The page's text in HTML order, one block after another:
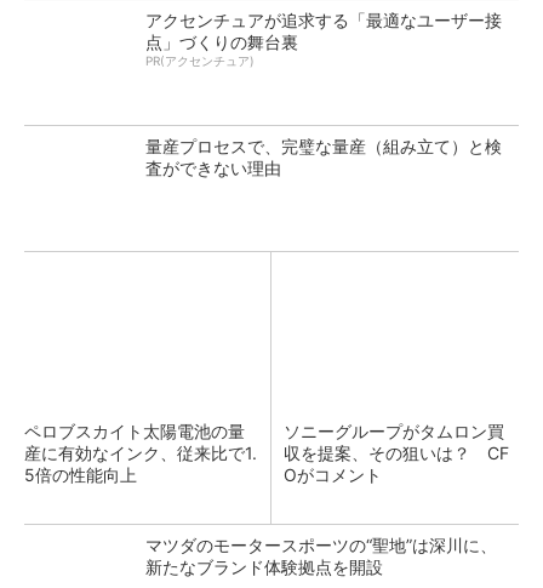
アクセンチュアが追求する「最適なユーザー接
点」づくりの舞台裏
PR(アクセンチュア)
量産プロセスで、完璧な量産（組み立て）と検
査ができない理由
ペロブスカイト太陽電池の量
産に有効なインク、従来比で1.
5倍の性能向上
ソニーグループがタムロン買
収を提案、その狙いは？ CF
Oがコメント
マツダのモータースポーツの“聖地”は深川に、
新たなブランド体験拠点を開設